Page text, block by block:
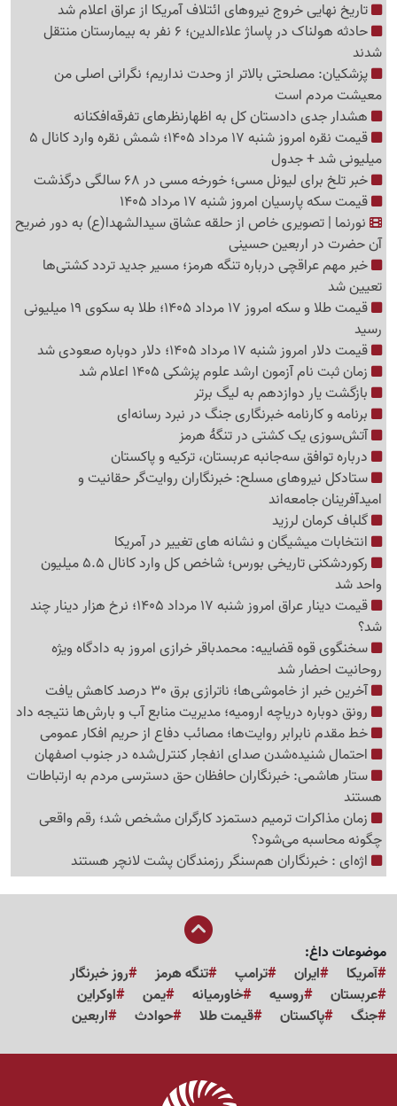
تاریخ نهایی خروج نیروهای ائتلاف آمریکا از عراق اعلام شد
حادثه هولناک در پاساژ علاءالدین؛ 6 نفر به بیمارستان منتقل
شدند
پزشکیان: مصلحتی بالاتر از وحدت نداریم؛ نگرانی اصلی من
معیشت مردم است
هشدار جدی دادستان کل به اظهارنظرهای تفرقه‌افکنانه
قیمت نقره امروز شنبه 17 مرداد 1405؛ شمش نقره وارد کانال 5
میلیونی شد + جدول
خبر تلخ برای لیونل مسی؛ خورخه مسی در 68 سالگی درگذشت
قیمت سکه پارسیان امروز شنبه 17 مرداد 1405
نورنما | تصویری خاص از حلقه عشاق سیدالشهدا(ع) به دور ضریح
آن حضرت در اربعین حسینی
خبر مهم عراقچی درباره تنگه هرمز؛ مسیر جدید تردد کشتی‌ها
تعیین شد
قیمت طلا و سکه امروز 17 مرداد 1405؛ طلا به سکوی 19 میلیونی
رسید
قیمت دلار امروز شنبه 17 مرداد 1405؛ دلار دوباره صعودی شد
زمان ثبت نام آزمون ارشد علوم پزشکی 1405 اعلام شد
بازگشت یار دوازدهم به لیگ برتر
برنامه و کارنامه خبرنگاری جنگ در نبرد رسانه‌ای
آتش‌سوزی یک کشتی در تنگهٔ هرمز
درباره توافق سه‌جانبه عربستان، ترکیه و پاکستان
ستادکل نیروهای مسلح: خبرنگاران روایت‌گر حقانیت و
امیدآفرینان جامعه‌اند
گلباف کرمان لرزید
انتخابات میشیگان و نشانه های تغییر در آمریکا
رکوردشکنی تاریخی بورس؛ شاخص کل وارد کانال 5.5 میلیون
واحد شد
قیمت دینار عراق امروز شنبه 17 مرداد 1405؛ نرخ هزار دینار چند
شد؟
سخنگوی قوه قضاییه: محمدباقر خرازی امروز به دادگاه ویژه
روحانیت احضار شد
آخرین خبر از خاموشی‌ها؛ ناترازی برق 30 درصد کاهش یافت
رونق دوباره دریاچه ارومیه؛ مدیریت منابع آب و بارش‌ها نتیجه داد
خط مقدم نابرابر روایت‌ها؛ مصائب دفاع از حریم افکار عمومی
احتمال شنیده‌شدن صدای انفجار کنترل‌شده در جنوب اصفهان
ستار هاشمی: خبرنگاران حافظان حق دسترسی مردم به ارتباطات
هستند
زمان مذاکرات ترمیم دستمزد کارگران مشخص شد؛ رقم واقعی
چگونه محاسبه می‌شود؟
اژه‌ای : خبرنگاران هم‌سنگر رزمندگان پشت لانچر هستند
موضوعات داغ:
آمریکا
ایران ترامپ تنگه هرمز
روز خبرنگار
عربستان
روسیه خاورمیانه یمن
اوکراین
جنگ
پاکستان قیمت طلا حوادث اربعین